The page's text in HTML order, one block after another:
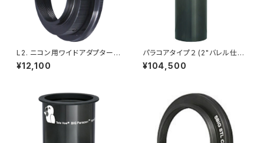
L2. ニコン用ワイドアダプターマ
ウント付（光路長10.5mm）
¥12,100
パラコアタイプ２ (2"バレル仕
様、可変バレル、1 1/4"アダプタ
ー標準付属)
¥104,500